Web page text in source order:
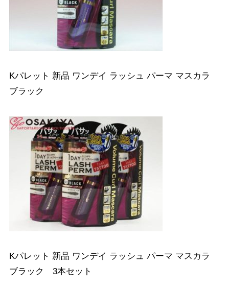
Kパレット 新品 ワンデイ ラッシュ パーマ マスカラ
ブラック
Kパレット 新品 ワンデイ ラッシュ パーマ マスカラ
ブラック 3本セット